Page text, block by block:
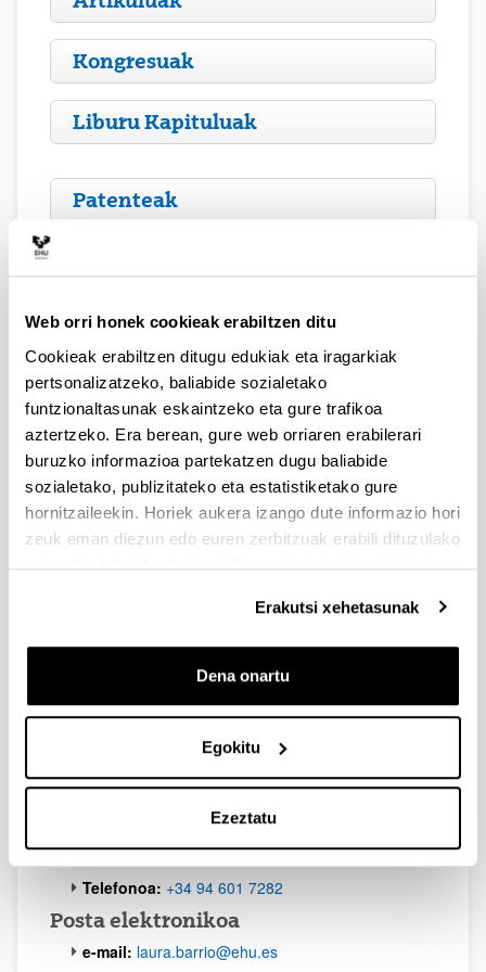
Web orri honek cookieak erabiltzen ditu
Cookieak erabiltzen ditugu edukiak eta iragarkiak
pertsonalizatzeko, baliabide sozialetako
funtzionaltasunak eskaintzeko eta gure trafikoa
aztertzeko. Era berean, gure web orriaren erabilerari
buruzko informazioa partekatzen dugu baliabide
sozialetako, publizitateko eta estatistiketako gure
hornitzaileekin. Horiek aukera izango dute informazio hori
zeuk eman diezun edo euren zerbitzuak erabili dituzulako
eskuratu duten bestelako informazio batekin uztartzeko.
Erakutsi xehetasunak
Dena onartu
Egokitu
Ezeztatu
Kongresuak
Liburu Kapituluak
Patenteak
Victoria Laura Barrio Cagigal
Telefonoa
Telefonoa: +34 94 601 7282
Posta elektronikoa
e-mail: laura.barrio@ehu.es